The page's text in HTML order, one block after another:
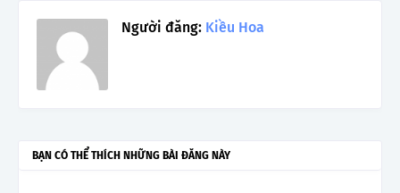
Người đăng: Kiều Hoa
BẠN CÓ THỂ THÍCH NHỮNG BÀI ĐĂNG NÀY